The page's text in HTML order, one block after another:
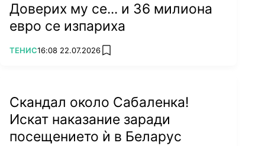
Доверих му се... и 36 милиона
евро се изпариха
ПОВЕЧЕ ОТ
ТЕНИС16:08 22.07.2026 add favorites
Скандал около Сабаленка!
Искат наказание заради
посещението ѝ в Беларус